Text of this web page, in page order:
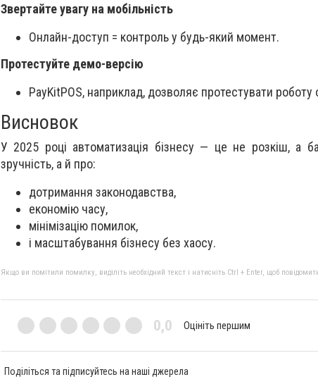
Звертайте увагу на мобільність
Онлайн-доступ = контроль у будь-який момент.
Протестуйте демо-версію
PayKitPOS, наприклад, дозволяє протестувати роботу
Висновок
У 2025 році автоматизація бізнесу — це не розкіш, а
зручність, а й про:
дотримання законодавства,
економію часу,
мінімізацію помилок,
і масштабування бізнесу без хаосу.
Якщо ви помітили помилку, виділіть необхідний текст і натисніть Ctrl + Enter, щоб
0,0 Оцініть першим
Поділіться та підписуйтесь на наші джерела